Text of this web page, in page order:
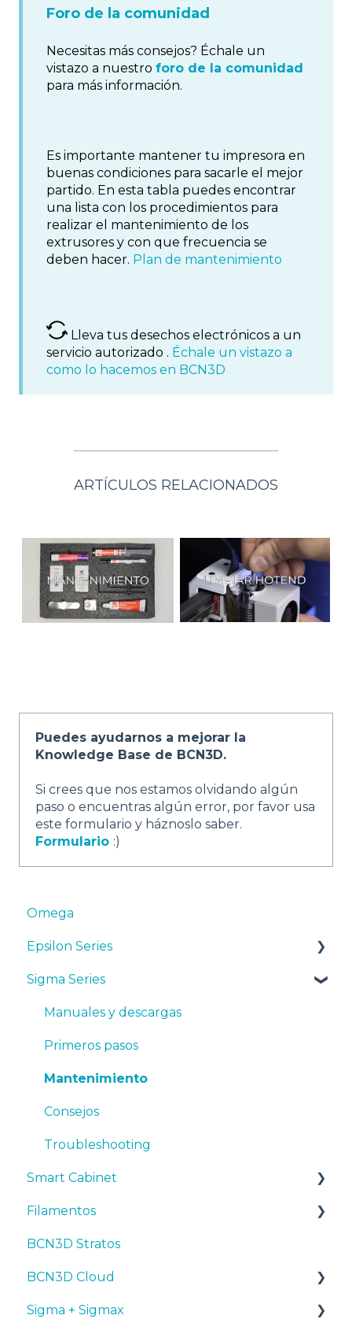
Foro de la comunidad
Necesitas más consejos? Échale un
vistazo a nuestro foro de la comunidad
para más información.
Es importante mantener tu impresora en
buenas condiciones para sacarle el mejor
partido. En esta tabla puedes encontrar
una lista con los procedimientos para
realizar el mantenimiento de los
extrusores y con que frecuencia se
deben hacer. Plan de mantenimiento
Lleva tus desechos electrónicos a un
servicio autorizado . Échale un vistazo a
como lo hacemos en BCN3D
ARTÍCULOS RELACIONADOS
Puedes ayudarnos a mejorar la
Knowledge Base de BCN3D.
Si crees que nos estamos olvidando algún
paso o encuentras algún error, por favor usa
este formulario y háznoslo saber.
Formulario :)
Omega
Epsilon Series
Manuales y Descargas
Primeros pasos
Mantenimiento
Consejos
Resolución de problemas
Sigma Series
Manuales y descargas
Primeros pasos
Mantenimiento
Consejos
Troubleshooting
Smart Cabinet
Manuales y Descargas
Primeros pasos
Mantenimiento
Resolución de problemas
Filamentos
Consejos
PLA
Tough PLA
BCN3D Stratos
BCN3D Cloud
BCN3D Cloud Teams
Sigma + Sigmax